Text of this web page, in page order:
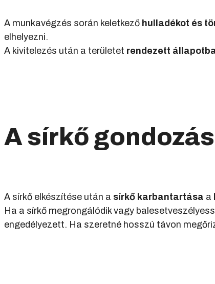
A munkavégzés során keletkező hulladékot és
elhelyezni.
A kivitelezés után a területet rendezett
A sírkő
A sírkő elkészítése után a sírkő karbantartása a
Ha a sírkő megrongálódik vagy
engedélyezett. Ha szeretné hosszú távon